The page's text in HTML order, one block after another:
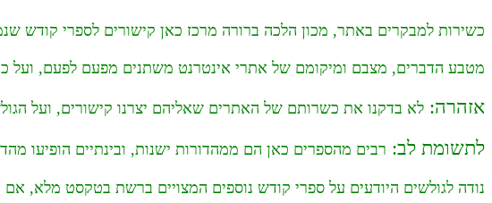
כשירות למבקרים באתר, מכון הלכה ברורה מרכז כאן קישורים לספרי קודש
מטבע הדברים, מצבם ומיקומם של אתרי אינטרנט משתנים מפעם לפעם, ועל
אזהרה: לא בדקנו את כשרותם של האתרים שאליהם יצרנו קישורים, ועל
לתשומת לב: רבים מהספרים כאן הם ממהדורות ישנות, ובינתיים הופיעו
נודה לגולשים היודעים על ספרי קודש נוספים המצויים ברשת בטקסט מלא, אם